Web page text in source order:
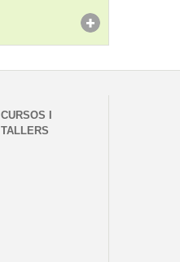
CURSOS I
TALLERS